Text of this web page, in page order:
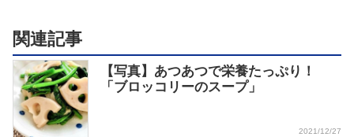
関連記事
【写真】あつあつで栄養たっぷり！
「ブロッコリーのスープ」
2021/12/27